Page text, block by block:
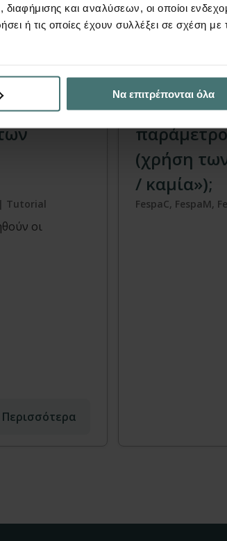
και αναλύσεων, οι οποίοι
ή τις οποίες έχουν συλλέξει σε σχέση με
Να επιτρέπονται όλα
| Tutorial
οι
Περισσότερα
Πώς
(χρήση
/ καμία»);
FespaC, FespaM,